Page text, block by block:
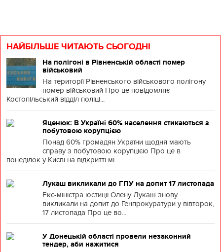
НАЙБІЛЬШЕ ЧИТАЮТЬ СЬОГОДНІ
На полігоні в Рівненській області помер
військовий
На території Рівненського військового полігону
помер військовий Про це повідомляє
Костопільський відділ поліці...
Яценюк: В Україні 60% населення стикаються з
побутовою корупцією
Понад 60% громадян України щодня мають
справу з побутовою корупцією Про це в
понеділок у Києві на відкритті мі...
Лукаш викликали до ГПУ на допит 17 листопада
Екс-міністра юстиції Олену Лукаш знову
викликали на допит до Генпрокуратури у вівторок,
17 листопада Про це во...
У Донецькій області провели незаконний
тендер, аби нажитися